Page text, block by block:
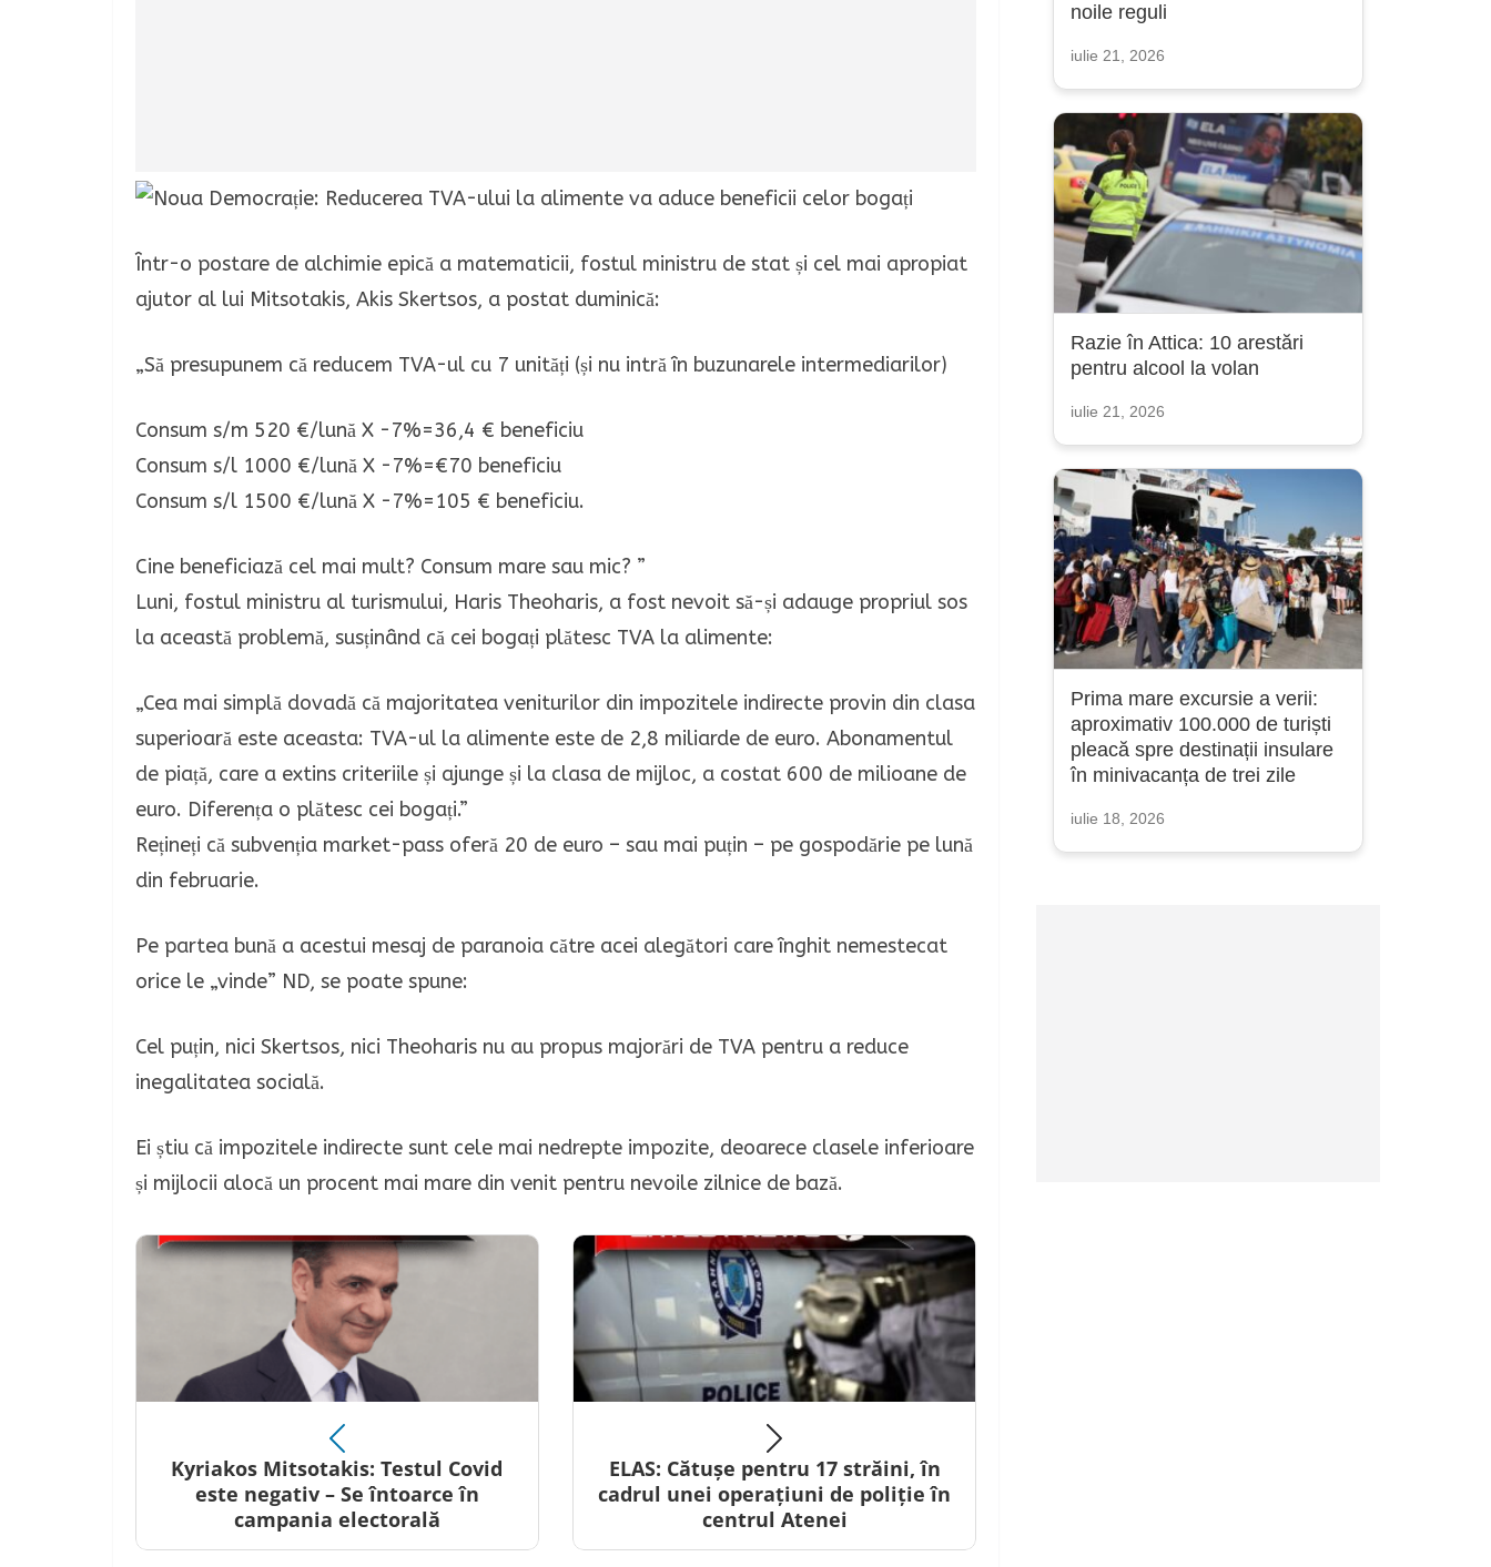
Într-o postare de alchimie epică a matematicii, fostul ministru de stat și cel mai apropiat
ajutor al lui Mitsotakis, Akis Skertsos, a postat duminică:
„Să presupunem că reducem TVA-ul cu 7 unități (și nu intră în buzunarele intermediarilor)
Consum s/m 520 €/lună X -7%=36,4 € beneficiu
Consum s/l 1000 €/lună X -7%=€70 beneficiu
Consum s/l 1500 €/lună X -7%=105 € beneficiu.
Cine beneficiază cel mai mult? Consum mare sau mic? ”
Luni, fostul ministru al turismului, Haris Theoharis, a fost nevoit să-și adauge propriul sos
la această problemă, susținând că cei bogați plătesc TVA la alimente:
„Cea mai simplă dovadă că majoritatea veniturilor din impozitele indirecte provin din clasa
superioară este aceasta: TVA-ul la alimente este de 2,8 miliarde de euro. Abonamentul
de piață, care a extins criteriile și ajunge și la clasa de mijloc, a costat 600 de milioane de
euro. Diferența o plătesc cei bogați.”
Rețineți că subvenția market-pass oferă 20 de euro – sau mai puțin – pe gospodărie pe lună
din februarie.
Pe partea bună a acestui mesaj de paranoia către acei alegători care înghit nemestecat
orice le „vinde” ND, se poate spune:
Cel puțin, nici Skertsos, nici Theoharis nu au propus majorări de TVA pentru a reduce
inegalitatea socială.
Ei știu că impozitele indirecte sunt cele mai nedrepte impozite, deoarece clasele inferioare
și mijlocii alocă un procent mai mare din venit pentru nevoile zilnice de bază.
Kyriakos Mitsotakis: Testul Covid
este negativ – Se întoarce în
campania electorală
ELAS: Cătușe pentru 17 străini, în
cadrul unei operațiuni de poliție în
centrul Atenei
noile reguli
iulie 21, 2026
Razie în Attica: 10 arestări
pentru alcool la volan
iulie 21, 2026
Prima mare excursie a verii:
aproximativ 100.000 de turiști
pleacă spre destinații insulare
în minivacanța de trei zile
iulie 18, 2026